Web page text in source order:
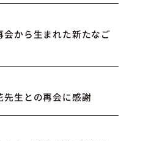
から生まれた新たなご
生との再会に感謝